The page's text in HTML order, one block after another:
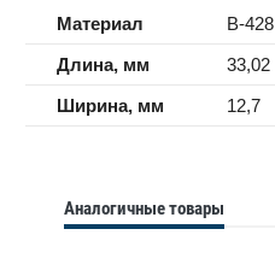
Материал
B-428
Длина, мм
33,02
Ширина, мм
12,7
Аналогичные товары